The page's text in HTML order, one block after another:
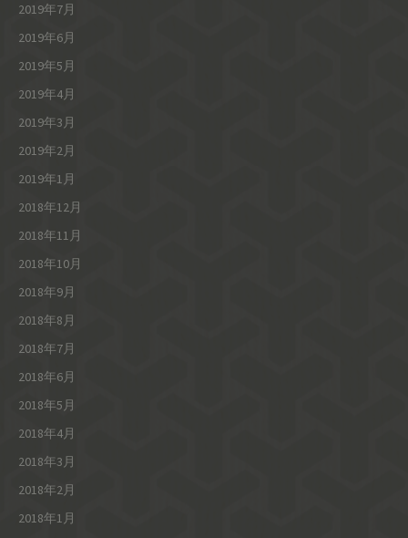
2019年7月
2019年6月
2019年5月
2019年4月
2019年3月
2019年2月
2019年1月
2018年12月
2018年11月
2018年10月
2018年9月
2018年8月
2018年7月
2018年6月
2018年5月
2018年4月
2018年3月
2018年2月
2018年1月